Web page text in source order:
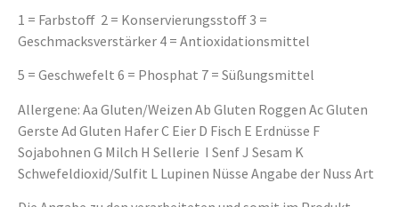
1 = Farbstoff 2 = Konservierungsstoff 3 =
Geschmacksverstärker 4 = Antioxidationsmittel
5 = Geschwefelt 6 = Phosphat 7 = Süßungsmittel
Allergene: Aa Gluten/Weizen Ab Gluten Roggen Ac Gluten
Gerste Ad Gluten Hafer C Eier D Fisch E Erdnüsse F
Sojabohnen G Milch H Sellerie I Senf J Sesam K
Schwefeldioxid/Sulfit L Lupinen Nüsse Angabe der Nuss Art